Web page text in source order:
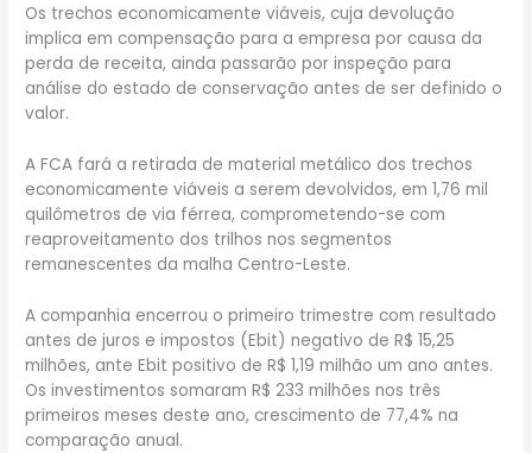
Os trechos economicamente viáveis, cuja devolução
implica em compensação para a empresa por causa da
perda de receita, ainda passarão por inspeção para
análise do estado de conservação antes de ser definido o
valor.
A FCA fará a retirada de material metálico dos trechos
economicamente viáveis a serem devolvidos, em 1,76 mil
quilômetros de via férrea, comprometendo-se com
reaproveitamento dos trilhos nos segmentos
remanescentes da malha Centro-Leste.
A companhia encerrou o primeiro trimestre com resultado
antes de juros e impostos (Ebit) negativo de R$ 15,25
milhões, ante Ebit positivo de R$ 1,19 milhão um ano antes.
Os investimentos somaram R$ 233 milhões nos três
primeiros meses deste ano, crescimento de 77,4% na
comparação anual.